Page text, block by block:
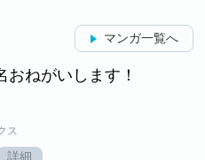
マンガ一覧へ
おねがいします！
ス
詳細